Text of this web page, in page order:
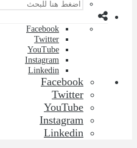
Facebook
Twitter
YouTube
Instagram
Linkedin
Facebook
Twitter
YouTube
Instagram
Linkedin